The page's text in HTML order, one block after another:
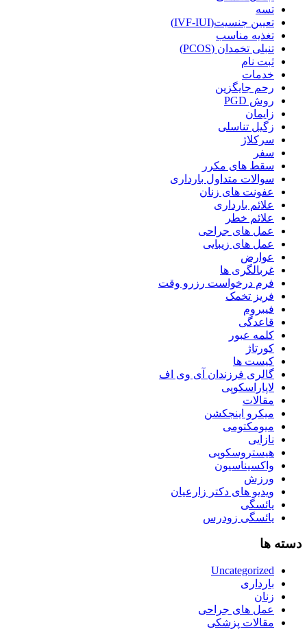
تسه
تعیین جنسیت(IVF-IUI)
تغذیه مناسب
تنبلی تخمدان (PCOS)
ثبت نام
خدمات
رحم جایگزین
روش PGD
زایمان
زگیل تناسلی
سرکلاژ
سفر
سقط های مکرر
سوالات متداول بارداری
عفونت های زنان
علائم بارداری
علائم خطر
عمل های جراحی
عمل های زیبایی
عوارض
غربالگری ها
فرم درخواست رزرو وقت
فریز تخمک
فیبروم
قاعدگی
کلمه عبور
کورتاژ
کیست ها
گالری فرزندان آی وی اف
لاپاراسکوپی
مقالات
میکرو اینجکشن
میومکتومی
نازایی
هیستروسکوپی
واکسیناسیون
ورزش
ویدیو های دکتر زارعیان
یائسگی
یائسگی زودرس
دسته ها
Uncategorized
بارداری
زنان
عمل های جراحی
مقالات پزشکی